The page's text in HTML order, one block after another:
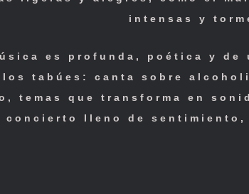
intensas y
es profunda, poética y de
tabúes: canta sobre
temas que transforma en
concierto lleno de